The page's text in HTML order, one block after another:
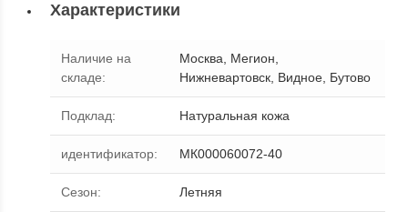
Характеристики
Наличие на
складе:
Москва, Мегион,
Нижневартовск, Видное, Бутово
Подклад: Натуральная кожа
идентификатор: МК000060072-40
Сезон: Летняя